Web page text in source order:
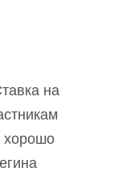
на
хорошо